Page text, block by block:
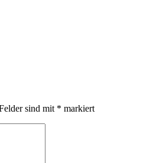
sind mit * markiert